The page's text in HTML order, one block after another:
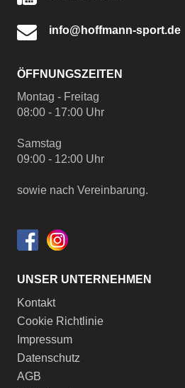
info@hoffmann-sport.de
ÖFFNUNGSZEITEN
Montag - Freitag
08:00 - 17:00 Uhr
Samstag
09:00 - 12:00 Uhr
sowie nach Vereinbarung.
UNSER UNTERNEHMEN
Kontakt
Cookie Richtlinie
Impressum
Datenschutz
AGB